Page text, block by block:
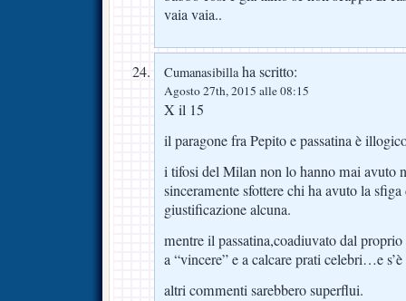
vaia vaia..
Cumanasibillaha scritto:
Agosto 27th, 2015 alle 08:15
X il 15
il paragone fra Pepito e passatina è
i tifosi del Milan non lo hanno mai avuto
sinceramente sfottere chi ha avuto la
giustificazione alcuna.
mentre il passatina,coadiuvato dal
a “vincere” e a calcare prati celebri…e
altri commenti sarebbero superflui.